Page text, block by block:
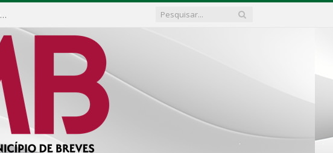
DISPENSA DE LICITAÇÃO Nº 003/2026 ( Contratação de empresa para fornecimento de gêneros alimentícios não perecíveis, materiais de expediente, descartáveis, copa e cozinha, para análise e posterior publicação.)